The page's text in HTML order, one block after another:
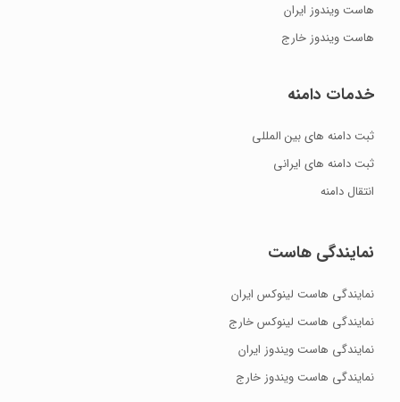
هاست ویندوز ایران
هاست ویندوز خارج
خدمات دامنه
ثبت دامنه های بین المللی
ثبت دامنه های ایرانی
انتقال دامنه
نمایندگی هاست
نمایندگی هاست لینوکس ایران
نمایندگی هاست لینوکس خارج
نمایندگی هاست ویندوز ایران
نمایندگی هاست ویندوز خارج